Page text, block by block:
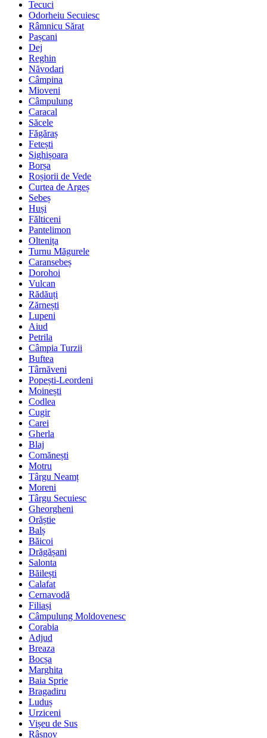
Tecuci
Odorheiu Secuiesc
Râmnicu Sărat
Pașcani
Dej
Reghin
Năvodari
Câmpina
Mioveni
Câmpulung
Caracal
Săcele
Făgăraș
Fetești
Sighișoara
Borșa
Roșiorii de Vede
Curtea de Argeș
Sebeș
Huși
Fălticeni
Pantelimon
Oltenița
Turnu Măgurele
Caransebeș
Dorohoi
Vulcan
Rădăuți
Zărnești
Lupeni
Aiud
Petrila
Câmpia Turzii
Buftea
Târnăveni
Popești-Leordeni
Moinești
Codlea
Cugir
Carei
Gherla
Blaj
Comănești
Motru
Târgu Neamț
Moreni
Târgu Secuiesc
Gheorgheni
Orăștie
Balș
Băicoi
Drăgășani
Salonta
Băilești
Calafat
Cernavodă
Filiași
Câmpulung Moldovenesc
Corabia
Adjud
Breaza
Bocșa
Marghita
Baia Sprie
Bragadiru
Luduș
Urziceni
Vișeu de Sus
Râșnov